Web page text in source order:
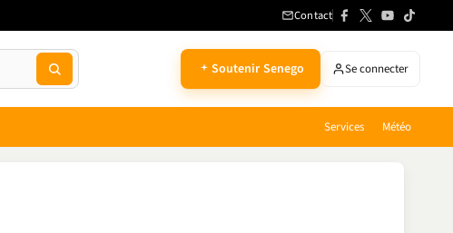
Contact
Soutenir Senego Se connecter
Services Météo